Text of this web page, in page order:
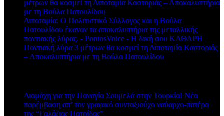
μέτρων θα κοσμεί τη Διποταμία Καστοριάς – Αποκαλυπτήρια
με τη Βούλα Πατουλίδου
Διποταμία: Ο Πολιτιστικό Σύλλογος και η Βούλα
Πατουλίδου έκαναν τα αποκαλυπτήρια της μεταλλικής
ποντιακής λύρας. - PontosVoice - H δική σου ΚΑΘΑΡΗ
Ποντιακή λύρα 3 μέτρων θα κοσμεί τη Διποταμία Καστοριάς
– Αποκαλυπτήρια με τη Βούλα Πατουλίδου
Διαμάχη για την Παναγία Σουμελά στην Τουρκία! Νέα
παρέμβαση απ’ τον γραφικό συνταξιούχο ναύαρχο-πατέρα
της “Γαλάζιας Πατρίδας”